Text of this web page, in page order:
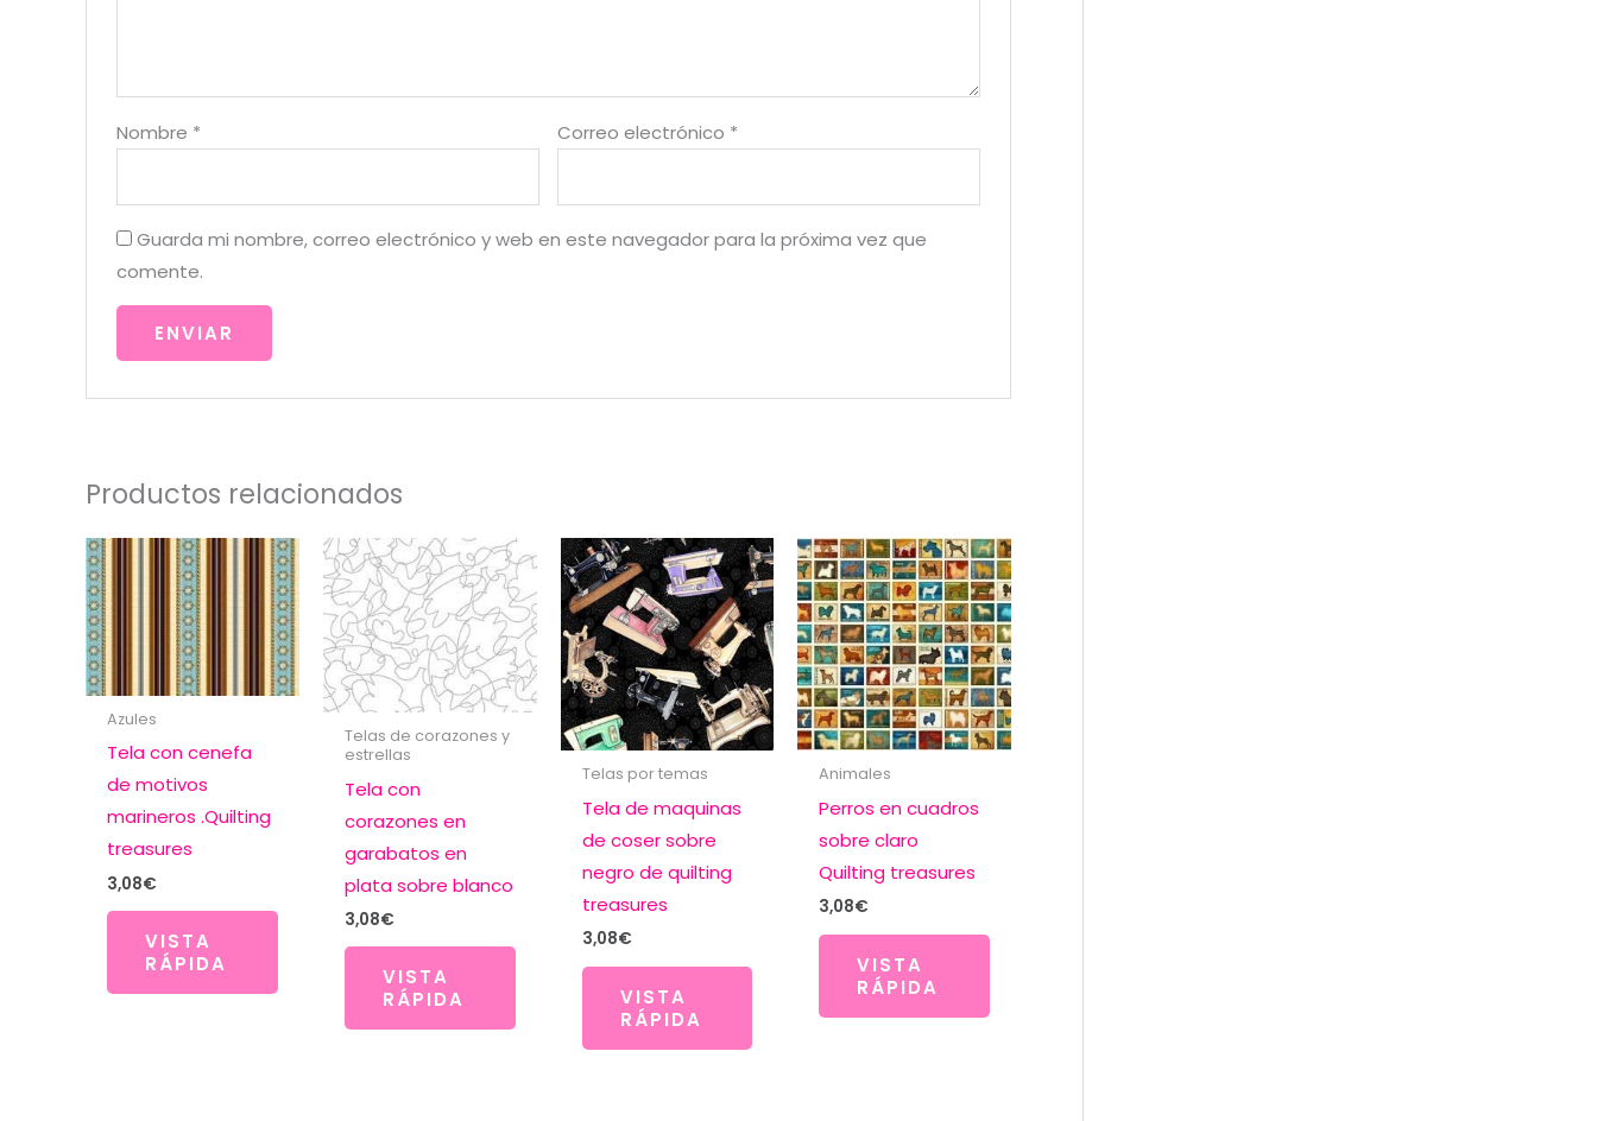
Nombre * Correo electrónico *
Guarda mi nombre, correo electrónico y web en este navegador para la próxima vez que
comente.
Productos relacionados
Azules
Tela con cenefa
de motivos
marineros .Quilting
treasures
3,08€
VISTA
RÁPIDA
Telas de corazones y
estrellas
Tela con
corazones en
garabatos en
plata sobre blanco
3,08€
VISTA
RÁPIDA
Telas por temas
Tela de maquinas
de coser sobre
negro de quilting
treasures
3,08€
VISTA
RÁPIDA
Animales
Perros en cuadros
sobre claro
Quilting treasures
3,08€
VISTA
RÁPIDA